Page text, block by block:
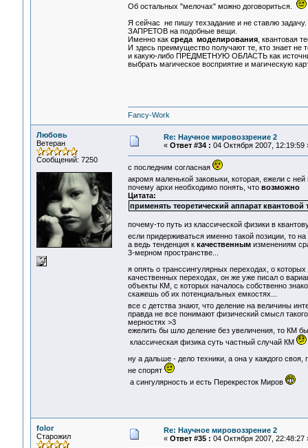
Об остальных "мелочах" можно договориться.
Я сейчас не пишу техзадание и не ставлю
ЗАПРЕТОВ на подобные вещи.
Именно как среда моделирования, квантовая
И здесь преимущество получают те, кто знает не
и какую-либо ПРЕДМЕТНУЮ ОБЛАСТЬ как
выбрать магическое восприятие и магическую
Fancy-Work
Любовь
Ветеран
Сообщений: 7250
Re: Научное мировоззрение 2
« Ответ #34 : 04 Октября 2007, 12:19:59
с последним согласная
акромя маленькой заковыки, которая, ежели с
почему архи необходимо понять, что возможно
Цитата:
применять теоретический аппарат
почему-то путь из классической физики в
если придерживаться именно такой позиции, то
а ведь тенденция к качественнымизменениям
3-мерном пространстве...
я опять о транссингулярных переходах, о
качественных переходах, он же уже писал о
объекты КМ, с которых началось собственно
скажешь об их потенциальных емкостях...
все с детства знают, что деление на величины
правда не все понимают физический смысл
мерностях >3
ежелить бы шло деление без увеличения, то КМ
классическая физика суть частный случай КМ
ну а дальше - дело техники, а она у каждого
не спорят
а сингулярность и есть Перекресток Миров
folor
Старожил
Re: Научное мировоззрение 2
« Ответ #35 : 04 Октября 2007, 22:48:27